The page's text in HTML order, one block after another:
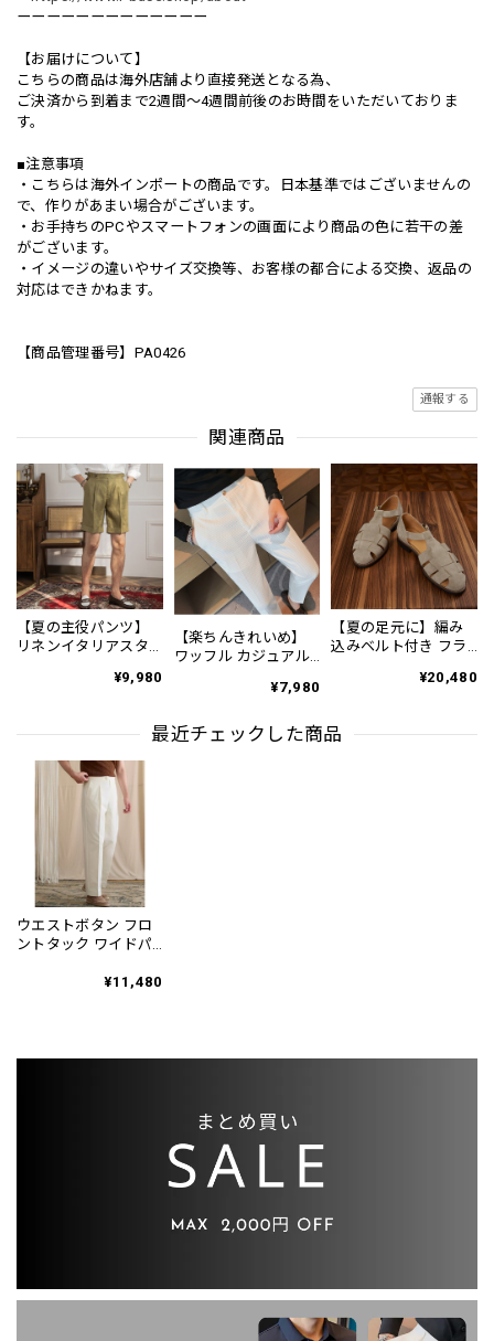
ーーーーーーーーーーーーー
【お届けについて】
こちらの商品は海外店舗より直接発送となる為、
ご決済から到着まで2週間〜4週間前後のお時間をいただいておりま
す。
■注意事項
・こちらは海外インポートの商品です。日本基準ではございませんの
で、作りがあまい場合がございます。
・お手持ちのPCやスマートフォンの画面により商品の色に若干の差
がございます。
・イメージの違いやサイズ交換等、お客様の都合による交換、返品の
対応はできかねます。
【商品管理番号】PA0426
通報する
関連商品
【夏の主役パンツ】
リネンイタリアスタ
3Color PA0121¥9,980
【楽ちんきれいめ】
ワッフル カジュアル
¥7,980
【夏の足元に】編み
込みベルト付き フラ
¥20,480
最近チェックした商品
ウエストボタン フロ
ントタック ワイドパ
¥11,480